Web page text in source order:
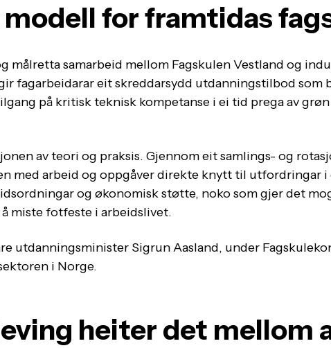
for framtidas
målretta samarbeid mellom Fagskulen Vestland og
fagarbeidarar eit skreddarsydd utdanningstilbod som
på kritisk teknisk kompetanse i ei tid prega av
av teori og praksis. Gjennom eit samlings- og
med arbeid og oppgåver direkte knytt til utfordringar
og økonomisk støtte, noko som gjer det
miste fotfeste i arbeidslivet.
utdanningsminister Sigrun Aasland, under
i Norge.
heiter det mellom